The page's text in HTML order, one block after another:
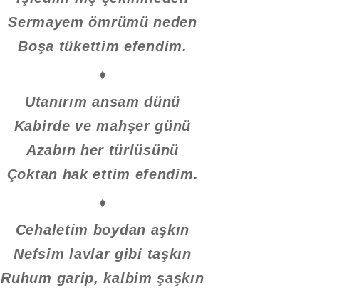
Sermayem ömrümü neden
Boşa tükettim efendim.
♦
Utanırım ansam dünü
Kabirde ve mahşer günü
Azabın her türlüsünü
Çoktan hak ettim efendim.
♦
Cehaletim boydan aşkın
Nefsim lavlar gibi taşkın
Ruhum garip, kalbim şaşkın